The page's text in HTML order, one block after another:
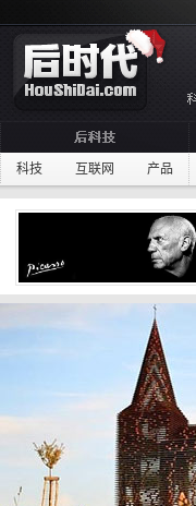
科技 互联网 产品